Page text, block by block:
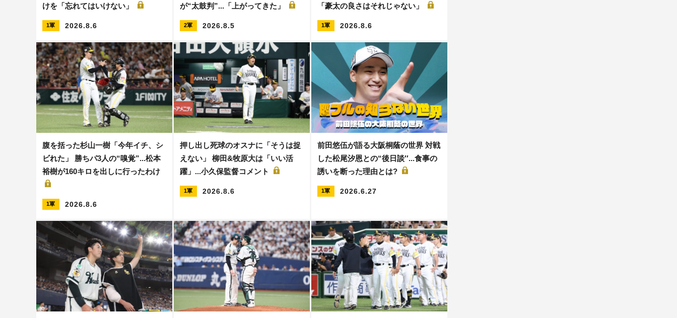
けを「忘れてはいけない」
1軍 2026.8.6
が“太鼓判”...「上がってきた」
2軍 2026.8.5
「豪太の良さはそれじゃない」
1軍 2026.8.6
腹を括った杉山一樹「今年イチ、シ
ビれた」 勝ちパ3人の“嗅覚”...松本
裕樹が160キロを出しに行ったわけ
1軍 2026.8.6
押し出し死球のオスナに「そうは捉
えない」 柳田&牧原大は「いい活
躍」...小久保監督コメント
1軍 2026.8.6
前田悠伍が語る大阪桐蔭の世界 対戦
した松尾汐恩との“後日談′′...食事の
誘いを断った理由とは?
1軍 2026.6.27